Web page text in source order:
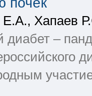
Е.А., Хапаев
диабет –